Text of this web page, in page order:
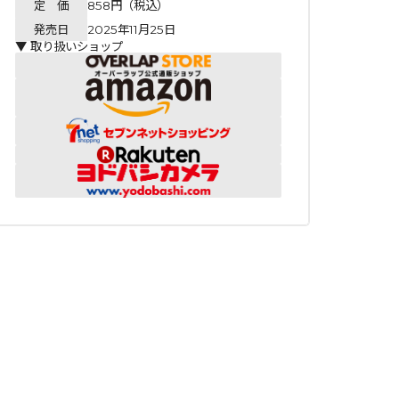
定 価
858円（税込）
発売日
2025年11月25日
▼ 取り扱いショップ